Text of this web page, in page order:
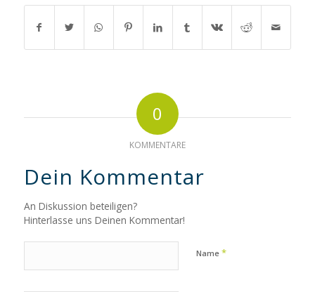
0
KOMMENTARE
Dein Kommentar
An Diskussion beteiligen?
Hinterlasse uns Deinen Kommentar!
Name *